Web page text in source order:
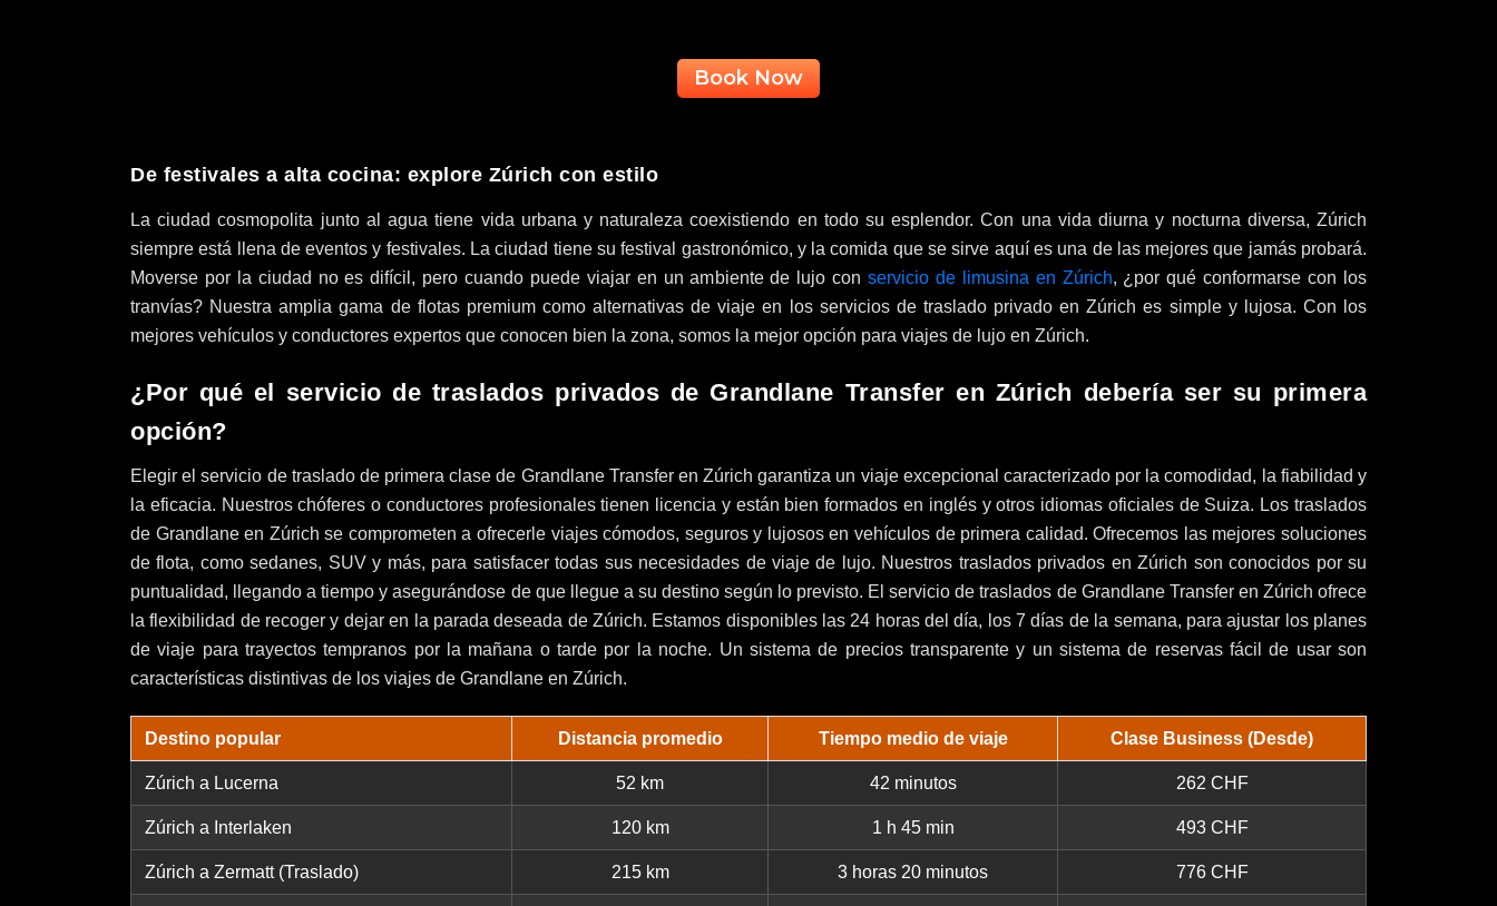
Book Now
De festivales a alta cocina: explore Zúrich con estilo
La ciudad cosmopolita junto al agua tiene vida urbana y naturaleza coexistiendo en todo su esplendor. Con una vida diurna y nocturna diversa, Zúrich
siempre está llena de eventos y festivales. La ciudad tiene su festival gastronómico, y la comida que se sirve aquí es una de las mejores que jamás probará.
Moverse por la ciudad no es difícil, pero cuando puede viajar en un ambiente de lujo conservicio de limusina en Zúrich, ¿por qué conformarse con los
tranvías? Nuestra amplia gama de flotas premium como alternativas de viaje en los servicios de traslado privado en Zúrich es simple y lujosa. Con los
mejores vehículos y conductores expertos que conocen bien la zona, somos la mejor opción para viajes de lujo en Zúrich.
¿Por qué el servicio de traslados privados de Grandlane Transfer en Zúrich debería ser su primera
opción?
Elegir el servicio de traslado de primera clase de Grandlane Transfer en Zúrich garantiza un viaje excepcional caracterizado por la comodidad, la fiabilidad y
la eficacia. Nuestros chóferes o conductores profesionales tienen licencia y están bien formados en inglés y otros idiomas oficiales de Suiza. Los traslados
de Grandlane en Zúrich se comprometen a ofrecerle viajes cómodos, seguros y lujosos en vehículos de primera calidad. Ofrecemos las mejores soluciones
de flota, como sedanes, SUV y más, para satisfacer todas sus necesidades de viaje de lujo. Nuestros traslados privados en Zúrich son conocidos por su
puntualidad, llegando a tiempo y asegurándose de que llegue a su destino según lo previsto. El servicio de traslados de Grandlane Transfer en Zúrich ofrece
la flexibilidad de recoger y dejar en la parada deseada de Zúrich. Estamos disponibles las 24 horas del día, los 7 días de la semana, para ajustar los planes
de viaje para trayectos tempranos por la mañana o tarde por la noche. Un sistema de precios transparente y un sistema de reservas fácil de usar son
características distintivas de los viajes de Grandlane en Zúrich.
Destino popular Distancia promedio Tiempo medio de viaje Clase Business (Desde)
Zúrich a Lucerna 52 km 42 minutos 262 CHF
Zúrich a Interlaken 120 km 1 h 45 min 493 CHF
Zúrich a Zermatt(Traslado) 215 km 3 horas 20 minutos 776 CHF